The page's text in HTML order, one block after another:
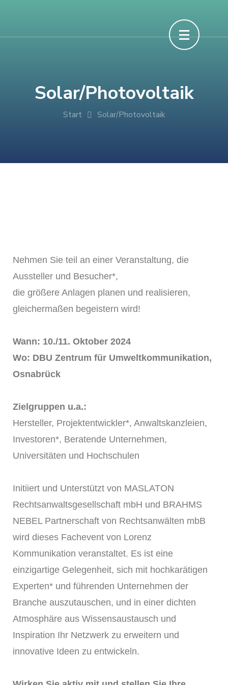
Solar/Photovoltaik
Start Solar/Photovoltaik
Nehmen Sie teil an einer Veranstaltung, die
Aussteller und Besucher*,
die größere Anlagen planen und realisieren,
gleichermaßen begeistern wird!
Wann: 10./11. Oktober 2024
Wo: DBU Zentrum für Umweltkommunikation,
Osnabrück
Zielgruppen u.a.:
Hersteller, Projektentwickler*, Anwaltskanzleien,
Investoren*, Beratende Unternehmen,
Universitäten und Hochschulen
Initiiert und Unterstützt von MASLATON
Rechtsanwaltsgesellschaft mbH und BRAHMS
NEBEL Partnerschaft von Rechtsanwälten mbB
wird dieses Fachevent von Lorenz
Kommunikation veranstaltet. Es ist eine
einzigartige Gelegenheit, sich mit hochkarätigen
Experten* und führenden Unternehmen der
Branche auszutauschen, und in einer dichten
Atmosphäre aus Wissensaustausch und
Inspiration Ihr Netzwerk zu erweitern und
innovative Ideen zu entwickeln.